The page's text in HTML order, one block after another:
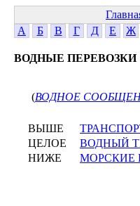
А
Б В Г Д Е Ж
ВОДНЫЕ ПЕРЕВОЗКИ
(ВОДНОЕ
ВЫШЕ
ЦЕЛОЕ
ВОДНЫЙ
НИЖЕ
МОРСКИЕ